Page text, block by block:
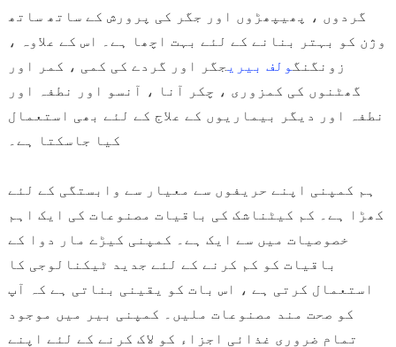
گردوں ، پھیپھڑوں اور جگر کی پرورش کے ساتھ ساتھ
وژن کو بہتر بنانے کے لئے بہت اچھا ہے۔ اس کے علاوہ ،
زونگنگ ولف بیری جگر اور گردے کی کمی ، کمر اور
گھٹنوں کی کمزوری ، چکر آنا ، آنسو اور نطفہ اور
نطفہ اور دیگر بیماریوں کے علاج کے لئے بھی استعمال
کیا جاسکتا ہے۔
ہم کمپنی اپنے حریفوں سے معیار سے وابستگی کے لئے
کھڑا ہے۔ کم کیٹناشک کی باقیات مصنوعات کی ایک اہم
خصوصیات میں سے ایک ہے۔ کمپنی کیڑے مار دوا کے
باقیات کو کم کرنے کے لئے جدید ٹیکنالوجی کا
استعمال کرتی ہے ، اس بات کو یقینی بناتی ہے کہ آپ
کو صحت مند مصنوعات ملیں۔ کمپنی بیر میں موجود
تمام ضروری غذائی اجزاء کو لاک کرنے کے لئے اپنے